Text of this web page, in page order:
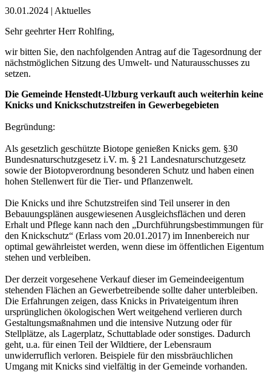
30.01.2024 | Aktuelles
Sehr geehrter Herr Rohlfing,
wir bitten Sie, den nachfolgenden Antrag auf die Tagesordnung der
nächstmöglichen Sitzung des Umwelt- und Naturausschusses zu
setzen.
Die Gemeinde Henstedt-Ulzburg verkauft auch weiterhin keine
Knicks und Knickschutzstreifen in Gewerbegebieten
Begründung:
Als gesetzlich geschützte Biotope genießen Knicks gem. §30
Bundesnaturschutzgesetz i.V. m. § 21 Landesnaturschutzgesetz
sowie der Biotopverordnung besonderen Schutz und haben einen
hohen Stellenwert für die Tier- und Pflanzenwelt.
Die Knicks und ihre Schutzstreifen sind Teil unserer in den
Bebauungsplänen ausgewiesenen Ausgleichsflächen und deren
Erhalt und Pflege kann nach den „Durchführungsbestimmungen für
den Knickschutz“ (Erlass vom 20.01.2017) im Innenbereich nur
optimal gewährleistet werden, wenn diese im öffentlichen Eigentum
stehen und verbleiben.
Der derzeit vorgesehene Verkauf dieser im Gemeindeeigentum
stehenden Flächen an Gewerbetreibende sollte daher unterbleiben.
Die Erfahrungen zeigen, dass Knicks in Privateigentum ihren
ursprünglichen ökologischen Wert weitgehend verlieren durch
Gestaltungsmaßnahmen und die intensive Nutzung oder für
Stellplätze, als Lagerplatz, Schuttablade oder sonstiges. Dadurch
geht, u.a. für einen Teil der Wildtiere, der Lebensraum
unwiderruflich verloren. Beispiele für den missbräuchlichen
Umgang mit Knicks sind vielfältig in der Gemeinde vorhanden.